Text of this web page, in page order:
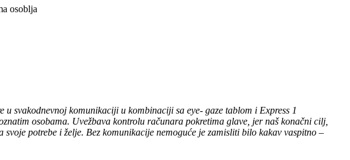
osoblja
svakodnevnoj komunikaciji u kombinaciji sa eye- gaze tablom i Express 1
osobama. Uvežbava kontrolu računara pokretima glave, jer naš konačni cilj,
potrebe i želje. Bez komunikacije nemoguće je zamisliti bilo kakav vaspitno –